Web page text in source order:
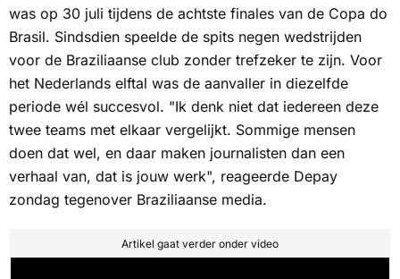
was op 30 juli tijdens de achtste finales van de Copa do
Brasil. Sindsdien speelde de spits negen wedstrijden
voor de Braziliaanse club zonder trefzeker te zijn. Voor
het Nederlands elftal was de aanvaller in diezelfde
periode wél succesvol. "Ik denk niet dat iedereen deze
twee teams met elkaar vergelijkt. Sommige mensen
doen dat wel, en daar maken journalisten dan een
verhaal van, dat is jouw werk", reageerde Depay
zondag tegenover Braziliaanse media.
Artikel gaat verder onder video